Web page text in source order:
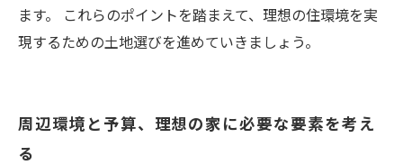
ます。 これらのポイントを踏まえて、理想の住環境を実
現するための土地選びを進めていきましょう。
周辺環境と予算、理想の家に必要な要素を考え
る